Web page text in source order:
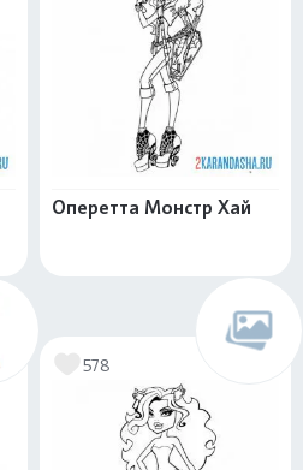
Оперетта Монстр Хай
578